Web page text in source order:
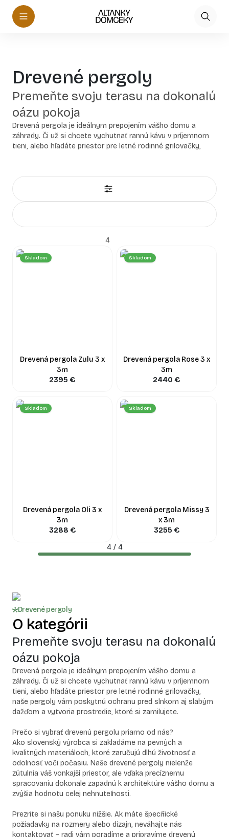
Drevené pergoly
Premeňte svoju terasu na dokonalú
oázu pokoja
Drevená pergola je ideálnym prepojením vášho domu a
záhrady. Či už si chcete vychutnať rannú kávu v príjemnom
tieni, alebo hľadáte priestor pre letné rodinné grilovačky,
Prečo si vybrať drevenú pergolu priamo od nás?
Ako slovenský výrobca si zakladáme na pevných a
kvalitných materiáloch, ktoré zaručujú dlhú životnosť a
odolnosť voči počasiu. Naše drevené pergoly nielenže
zútulnia váš vonkajší priestor, ale vďaka precíznemu
spracovaniu dokonale zapadnú k architektúre vášho domu a
zvýšia hodnotu celej nehnuteľnosti.
4
Skladom
Drevená pergola Zulu 3 x
3m
2395 €
Skladom
Drevená pergola Rose 3 x
3m
2440 €
Skladom
Drevená pergola Oli 3 x
3m
3288 €
Skladom
Drevená pergola Missy 3
x 3m
3255 €
4/ 4
Drevené pergoly
O kategórii
Premeňte svoju terasu na dokonalú
oázu pokoja
Drevená pergola je ideálnym prepojením vášho domu a
záhrady. Či už si chcete vychutnať rannú kávu v príjemnom
tieni, alebo hľadáte priestor pre letné rodinné grilovačky,
naše pergoly vám poskytnú ochranu pred slnkom aj slabým
dažďom a vytvoria prostredie, ktoré si zamilujete.
Prečo si vybrať drevenú pergolu priamo od nás?
Ako slovenský výrobca si zakladáme na pevných a
kvalitných materiáloch, ktoré zaručujú dlhú životnosť a
odolnosť voči počasiu. Naše drevené pergoly nielenže
zútulnia váš vonkajší priestor, ale vďaka precíznemu
spracovaniu dokonale zapadnú k architektúre vášho domu a
zvýšia hodnotu celej nehnuteľnosti.
Prezrite si našu ponuku nižšie. Ak máte špecifické
požiadavky na rozmery alebo dizajn, neváhajte nás
kontaktovať – radi vám poradíme a pripravíme drevenú